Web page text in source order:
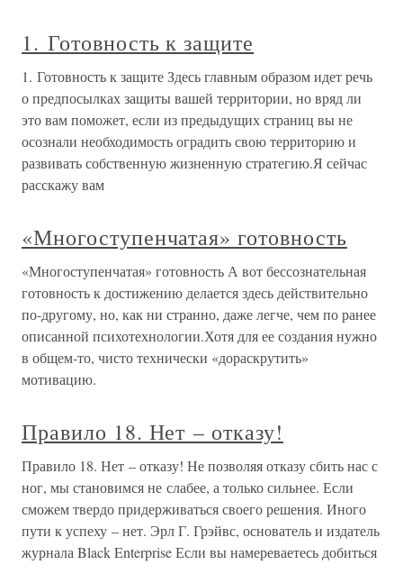
1. Готовность к защите
1. Готовность к защите Здесь главным образом идет речь
о предпосылках защиты вашей территории, но вряд ли
это вам поможет, если из предыдущих страниц вы не
осознали необходимость оградить свою территорию и
развивать собственную жизненную стратегию.Я сейчас
расскажу вам
«Многоступенчатая» готовность
«Многоступенчатая» готовность А вот бессознательная
готовность к достижению делается здесь действительно
по-другому, но, как ни странно, даже легче, чем по ранее
описанной психотехнологии.Хотя для ее создания нужно
в общем-то, чисто технически «дораскрутить»
мотивацию.
Правило 18. Нет – отказу!
Правило 18. Нет – отказу! Не позволяя отказу сбить нас с
ног, мы становимся не слабее, а только сильнее. Если
сможем твердо придерживаться своего решения. Иного
пути к успеху – нет. Эрл Г. Грэйвс, основатель и издатель
журнала Black Enterprise Если вы намереваетесь добиться